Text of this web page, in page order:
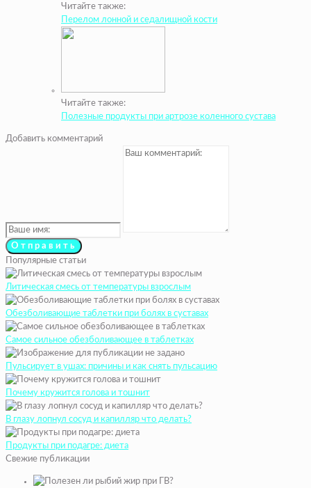
Читайте также:
Перелом лонной и седалищной кости
Читайте также:
Полезные продукты при артрозе коленного сустава
Добавить комментарий
Популярные статьи
Литическая смесь от температуры взрослым
Обезболивающие таблетки при болях в суставах
Самое сильное обезболивающее в таблетках
Пульсирует в ушах: причины и как снять пульсацию
Почему кружится голова и тошнит
В глазу лопнул сосуд и капилляр что делать?
Продукты при подагре: диета
Свежие публикации